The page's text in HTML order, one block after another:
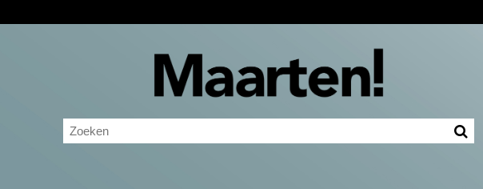
Ingelogd blijven